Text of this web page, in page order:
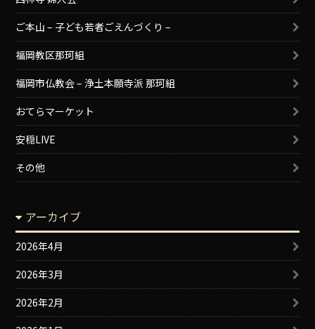
ご本山 – 子ども若者ごえんづくり –
福岡教区那珂組
福岡市仏教会 – 浄土本願寺派 那珂組
おてらマーケット
安穏LIVE
その他
アーカイブ
2026年4月
2026年3月
2026年2月